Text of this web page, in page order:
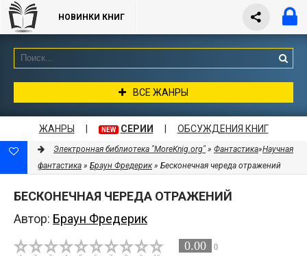
НОВИНКИ КНИГ
ВСЕ ЖАНРЫ
ЖАНРЫ NEW СЕРИИ ОБСУЖДЕНИЯ КНИГ
Электронная библиотека "MoreKnig.org" » Фантастика»Научная
фантастика » Браун Фредерик» Бесконечная череда отражений
БЕСКОНЕЧНАЯ ЧЕРЕДА ОТРАЖЕНИЙ
Автор: Браун Фредерик
0.00 0